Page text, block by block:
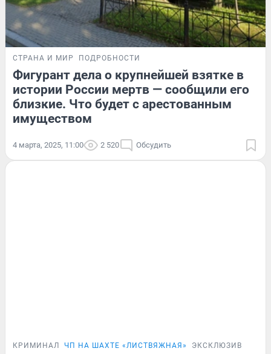
СТРАНА И МИР ПОДРОБНОСТИ
Фигурант дела о крупнейшей взятке в
истории России мертв — сообщили его
близкие. Что будет с арестованным
имуществом
4 марта, 2025, 11:00 2 520 Обсудить
КРИМИНАЛ ЧП НА ШАХТЕ «ЛИСТВЯЖНАЯ» ЭКСКЛЮЗИВ